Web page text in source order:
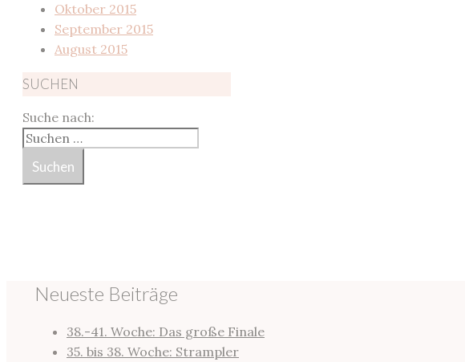
Oktober 2015
September 2015
August 2015
SUCHEN
Suche nach:
Neueste Beiträge
38.-41. Woche: Das große Finale
35. bis 38. Woche: Strampler